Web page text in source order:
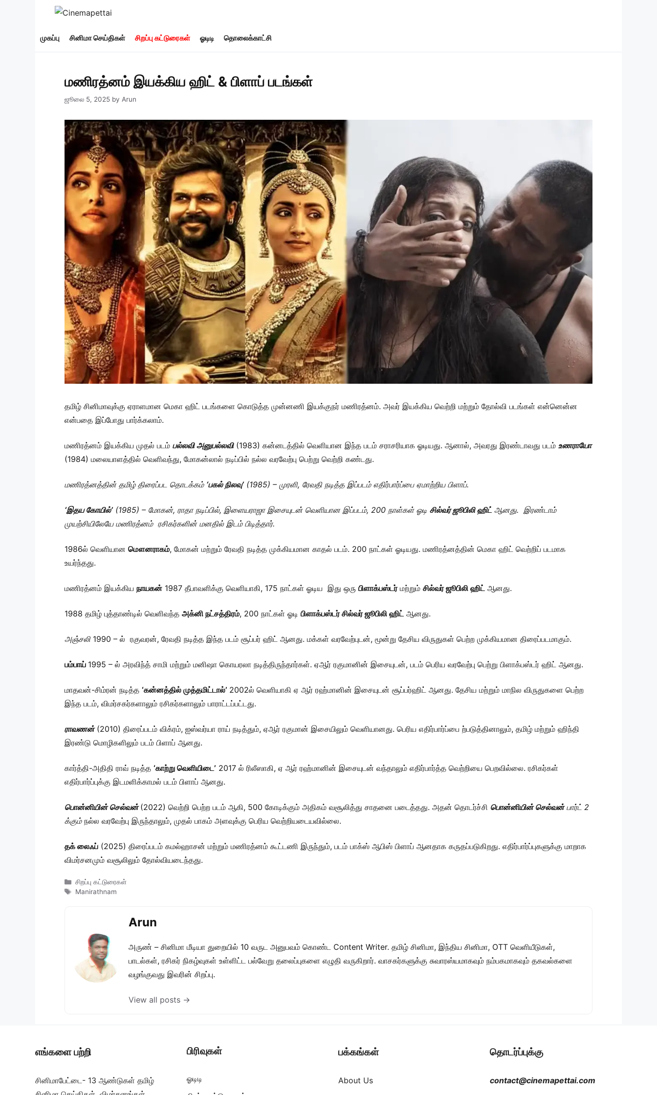
முகப்பு சினிமா செய்திகள் சிறப்பு கட்டுரைகள் ஓடிடி தொலைக்காட்சி
மணிரத்னம் இயக்கிய ஹிட் & பிளாப் படங்கள்
ஜூலை 5, 2025 by Arun
தமிழ் சினிமாவுக்கு ஏராளமான மெகா ஹிட் படங்களை கொடுத்த முன்னணி இயக்குநர் மணிரத்னம். அவர் இயக்கிய வெற்றி மற்றும் தோல்வி படங்கள் என்னென்ன
என்பதை இப்போது பார்க்கலாம்.
மணிரத்னம் இயக்கிய முதல் படம் பல்லவி அனுபல்லவி(1983) கன்னடத்தில் வெளியான இந்த படம் சராசரியாக ஓடியது. ஆனால், அவரது இரண்டாவது படம் உணராயோ
(1984) மலையாளத்தில் வெளிவந்து, மோகன்லால் நடிப்பில் நல்ல வரவேற்பு பெற்று வெற்றி கண்டது.
மணிரத்னத்தின் தமிழ் திரைப்பட தொடக்கம் ‘பகல் நிலவு’ (1985) – முரளி, ரேவதி நடித்த இப்படம் எதிர்பார்ப்பை ஏமாற்றிய பிளாப்.
‘இதய கோயில்’ (1985) – மோகன், ராதா நடிப்பில், இளையராஜா இசையுடன் வெளியான இப்படம், 200 நாள்கள் ஓடி சில்வர் ஜூபிலி ஹிட்ஆனது. இரண்டாம்
முயற்சியிலேயே மணிரத்னம் ரசிகர்களின் மனதில் இடம் பிடித்தார்.
1986ல் வெளியான மௌனராகம், மோகன் மற்றும் ரேவதி நடித்த முக்கியமான காதல் படம். 200 நாட்கள் ஓடியது. மணிரத்னத்தின் மெகா ஹிட் வெற்றிப் படமாக
உயர்ந்தது.
மணிரத்னம் இயக்கிய நாயகன் 1987 தீபாவளிக்கு வெளியாகி, 175 நாட்கள் ஓடிய இது ஒரு பிளாக்பஸ்டர்மற்றும் சில்வர் ஜூபிலி ஹிட் ஆனது.
1988 தமிழ் புத்தாண்டில் வெளிவந்த அக்னி நட்சத்திரம், 200 நாட்கள் ஓடி பிளாக்பஸ்டர் சில்வர் ஜூபிலி ஹிட் ஆனது.
அஞ்சலி 1990 – ல் ரகுவரன், ரேவதி நடித்த இந்த படம் சூப்பர் ஹிட் ஆனது. மக்கள் வரவேற்புடன், மூன்று தேசிய விருதுகள் பெற்ற முக்கியமான திரைப்படமாகும்.
பம்பாய் 1995 – ல் அரவிந்த் சாமி மற்றும் மனிஷா கொயரலா நடித்திருந்தார்கள். ஏஆர் ரகுமானின் இசையுடன், படம் பெரிய வரவேற்பு பெற்று பிளாக்பஸ்டர் ஹிட் ஆனது.
மாதவன்-சிம்ரன் நடித்த ‘கன்னத்தில் முத்தமிட்டால்’ 2002ல் வெளியாகி ஏ ஆர் ரஹ்மானின் இசையுடன் சூப்பர்ஹிட் ஆனது. தேசிய மற்றும் மாநில விருதுகளை பெற்ற
இந்த படம், விமர்சகர்களாலும் ரசிகர்களாலும் பாராட்டப்பட்டது.
ராவணன்(2010) திரைப்படம் விக்ரம், ஐஸ்வர்யா ராய் நடித்தும், ஏஆர் ரகுமான் இசையிலும் வெளியானது. பெரிய எதிர்பார்ப்பை ற்படுத்தினாலும், தமிழ் மற்றும் ஹிந்தி
இரண்டு மொழிகளிலும் படம் பிளாப் ஆனது.
கார்த்தி-அதிதி ராவ் நடித்த ‘காற்று வெளியிடை’ 2017 ல் ரிலீஸாகி, ஏ ஆர் ரஹ்மானின் இசையுடன் வந்தாலும் எதிர்பார்த்த வெற்றியை பெறவில்லை. ரசிகர்கள்
எதிர்பார்ப்புக்கு இடமளிக்காமல் படம் பிளாப் ஆனது.
பொன்னியின் செல்வன் (2022) வெற்றி பெற்ற படம் ஆகி, 500 கோடிக்கும் அதிகம் வசூலித்து சாதனை படைத்தது. அதன் தொடர்ச்சி பொன்னியின் செல்வன் பார்ட் 2
க்கும்நல்ல வரவேற்பு இருந்தாலும், முதல் பாகம் அளவுக்கு பெரிய வெற்றியடையவில்லை.
தக் லைஃப் (2025) திரைப்படம் கமல்ஹாசன் மற்றும் மணிரத்னம் கூட்டணி இருந்தும், படம் பாக்ஸ் ஆபிஸ் பிளாப் ஆனதாக கருதப்படுகிறது. எதிர்பார்ப்புகளுக்கு மாறாக
விமர்சனமும் வசூலிலும் தோல்வியடைந்தது.
Categories
சிறப்பு கட்டுரைகள்
Tags
Manirathnam
Arun
அருண் – சினிமா மீடியா துறையில் 10 வருட அனுபவம் கொண்ட Content Writer. தமிழ் சினிமா, இந்திய சினிமா, OTT வெளியீடுகள்,
பாடல்கள், ரசிகர் நிகழ்வுகள் உள்ளிட்ட பல்வேறு தலைப்புகளை எழுதி வருகிறார். வாசகர்களுக்கு சுவாரஸ்யமாகவும் நம்பகமாகவும் தகவல்களை
வழங்குவது இவரின் சிறப்பு.
View all posts →
எங்களை பற்றி
சினிமாபேட்டை- 13 ஆண்டுகள் தமிழ்
பிரிவுகள்
ஓடிடி
பக்கங்கள்
About Us
தொடர்ப்புக்கு
contact@cinemapettai.com